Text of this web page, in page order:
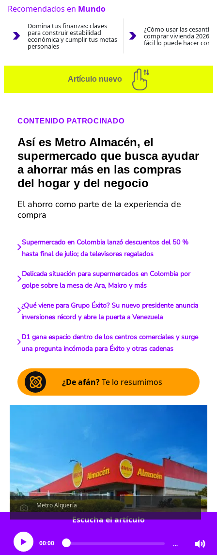
Recomendados en Mundo
Domina tus finanzas: claves
para construir estabilidad
económica y cumplir tus metas
personales
¿Cómo usar las
comprar vivienda 2026?
fácil lo puede hacer con
Artículo nuevo
CONTENIDO PATROCINADO
Así es Metro Almacén, el
supermercado que busca ayudar
a ahorrar más en las compras
del hogar y del negocio
El ahorro como parte de la experiencia de
compra
Supermercado en Colombia lanzó descuentos del 50 %
hasta final de julio; da televisores regalados
Delicada situación para supermercados en Colombia por
golpe sobre la mesa de Ara, Makro y más
¿Qué viene para Grupo Éxito? Su nuevo presidente anuncia
inversiones récord y abre la puerta a Venezuela
D1 gana espacio dentro de los centros comerciales y surge
una pregunta incómoda para Éxito y otras cadenas
¿De afán?Te lo resumimos
Metro Alquería
Escucha el artículo
00:00 …